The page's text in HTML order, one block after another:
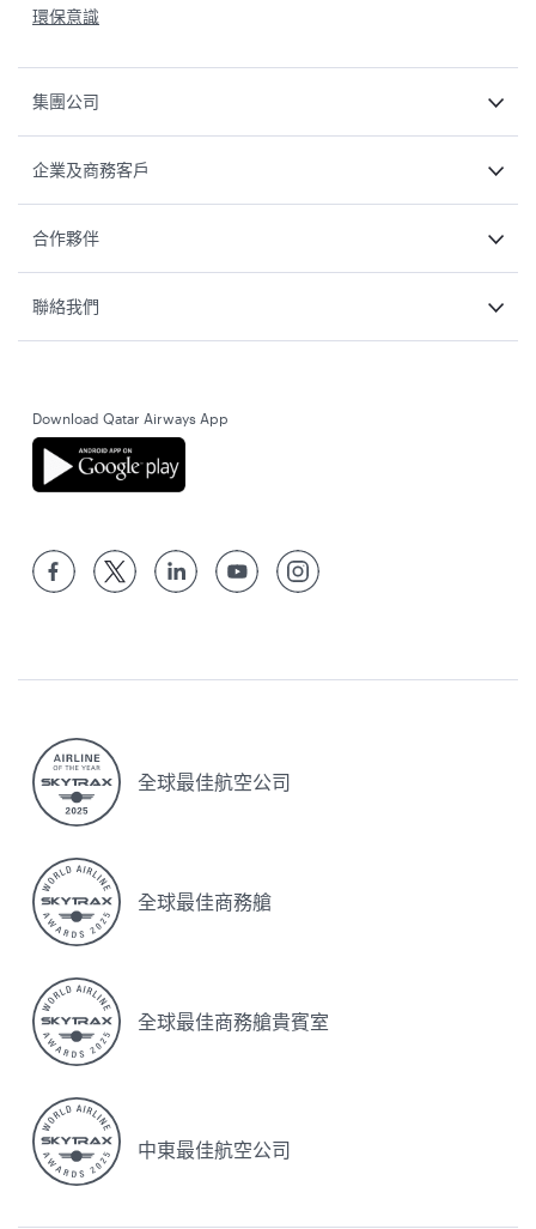
環保意識
集團公司
企業及商務客戶
合作夥伴
聯絡我們
Download Qatar Airways App
全球最佳航空公司
全球最佳商務艙
全球最佳商務艙貴賓室
中東最佳航空公司